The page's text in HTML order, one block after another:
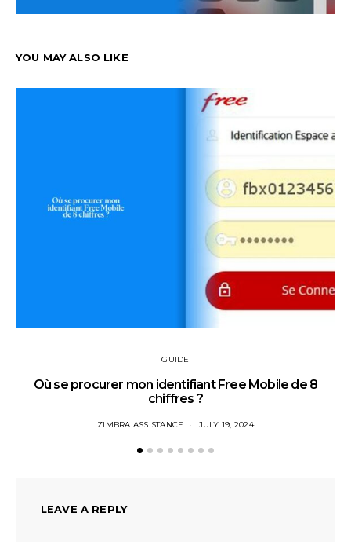
YOU MAY ALSO LIKE
GUIDE
Où se procurer mon identifiant Free Mobile de 8
chiffres ?
ZIMBRA ASSISTANCE JULY 19, 2024
LEAVE A REPLY